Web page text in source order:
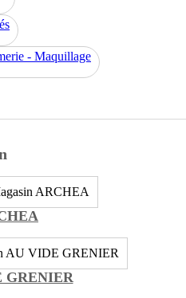
- Maquillage
GRENIER